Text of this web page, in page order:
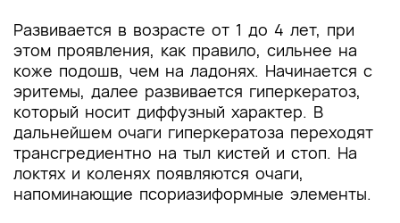
Развивается в возрасте от 1 до 4 лет, при
этом проявления, как правило, сильнее на
коже подошв, чем на ладонях. Начинается с
эритемы, далее развивается гиперкератоз,
который носит диффузный характер. В
дальнейшем очаги гиперкератоза переходят
трансгредиентно на тыл кистей и стоп. На
локтях и коленях появляются очаги,
напоминающие псориазиформные элементы.